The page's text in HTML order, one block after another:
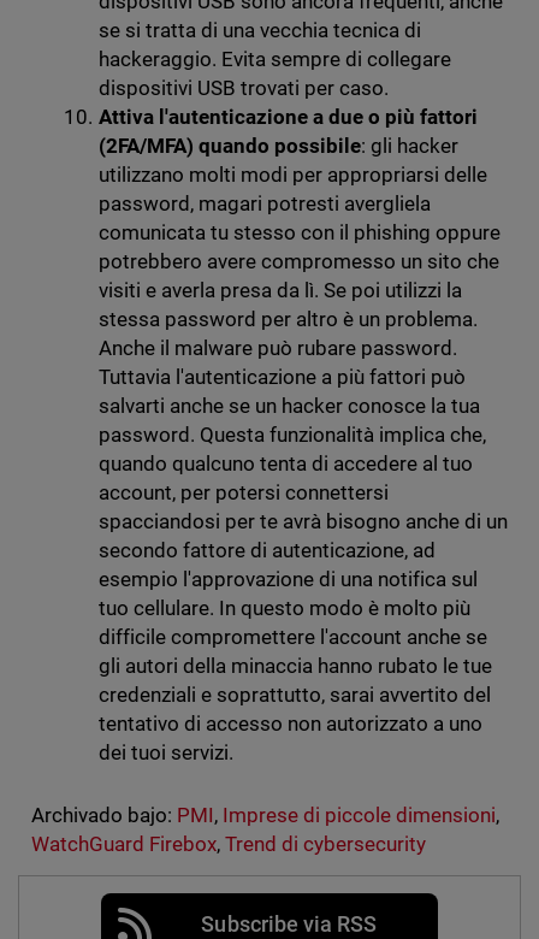
se si tratta di una vecchia tecnica di
hackeraggio. Evita sempre di collegare
dispositivi USB trovati per caso.
Attiva l'autenticazione a due o più fattori
(2FA/MFA) quando possibile: gli hacker
utilizzano molti modi per appropriarsi delle
password, magari potresti avergliela
comunicata tu stesso con il phishing oppure
potrebbero avere compromesso un sito che
visiti e averla presa da lì. Se poi utilizzi la
stessa password per altro è un problema.
Anche il malware può rubare password.
Tuttavia l'autenticazione a più fattori può
salvarti anche se un hacker conosce la tua
password. Questa funzionalità implica che,
quando qualcuno tenta di accedere al tuo
account, per potersi connettersi
spacciandosi per te avrà bisogno anche di un
secondo fattore di autenticazione, ad
esempio l'approvazione di una notifica sul
tuo cellulare. In questo modo è molto più
difficile compromettere l'account anche se
gli autori della minaccia hanno rubato le tue
credenziali e soprattutto, sarai avvertito del
tentativo di accesso non autorizzato a uno
dei tuoi servizi.
Archivado bajo: PMI, Imprese di piccole dimensioni,
WatchGuard Firebox, Trend di cybersecurity
Subscribe via RSS